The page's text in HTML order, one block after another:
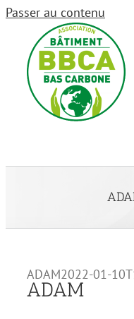
Passer au contenu
ADAM2022-01-
ADAM